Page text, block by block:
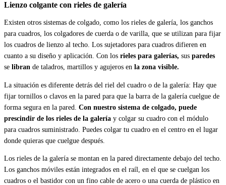
Lienzo colgante con rieles de galería
Existen otros sistemas de colgado, como los rieles de galería, los ganchos
para cuadros, los colgadores de cuerda o de varilla, que se utilizan para fijar
los cuadros de lienzo al techo. Los sujetadores para cuadros difieren en
cuanto a su diseño y aplicación. Con los rieles para galerías, sus paredes
se libran de taladros, martillos y agujeros en la zona visible.
La situación es diferente detrás del riel del cuadro o de la galería: Hay que
fijar tornillos o clavos en la pared para que la barra de la galería cuelgue de
forma segura en la pared. Con nuestro sistema de colgado, puede
prescindir de los rieles de la galería y colgar su cuadro con el módulo
para cuadros suministrado. Puedes colgar tu cuadro en el centro en el lugar
donde quieras que cuelgue después.
Los rieles de la galería se montan en la pared directamente debajo del techo.
Los ganchos móviles están integrados en el raíl, en el que se cuelgan los
cuadros o el bastidor con un fino cable de acero o una cuerda de plástico en